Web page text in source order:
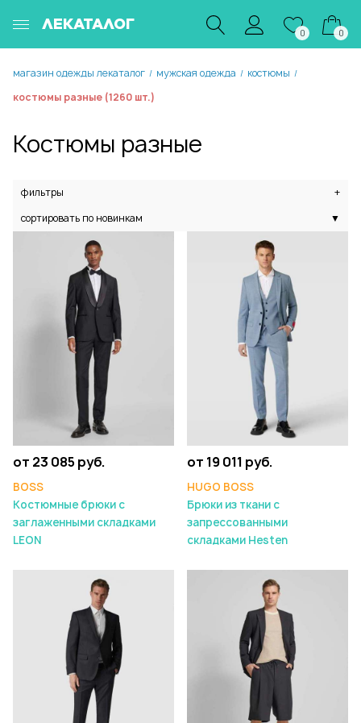
ЛЕКАТАЛОГ
0 0
магазин одежды лекаталог / мужская одежда / костюмы /
костюмы разные (1260 шт.)
Костюмы разные
фильтры
+
сортировать по новинкам
▼
от 23 085 руб.
BOSS
Костюмные брюки с
заглаженными складками
LEON
от 19 011 руб.
HUGO BOSS
Брюки из ткани с
запрессованными
складками Hesten